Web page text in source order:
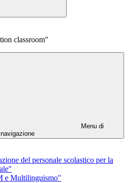
classroom"
Menu di
navigazione
del personale scolastico per la
e Multilinguismo"